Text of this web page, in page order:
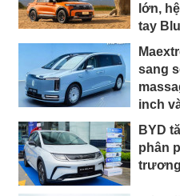
lớn,
tay
sang
inch
BYD
phân